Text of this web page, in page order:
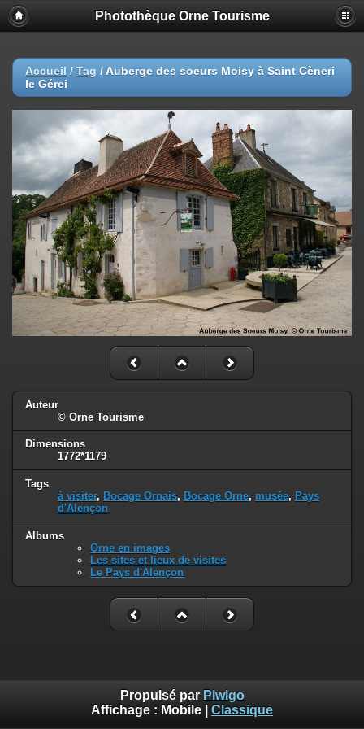
Photothèque Orne Tourisme
Accueil / Tag / Auberge des soeurs Moisy à Saint Cèneri
le Gérei
Auteur
© Orne Tourisme
Dimensions
1772*1179
Tags
à visiter, Bocage Ornais, Bocage Orne, musée, Pays
d'Alençon
Albums
Orne en images
Les sites et lieux de visites
Le Pays d'Alençon
Propulsé par Piwigo
Affichage : Mobile Classique